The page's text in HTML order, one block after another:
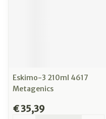
Eskimo-3 210ml 4617
Metagenics
€ 35,39